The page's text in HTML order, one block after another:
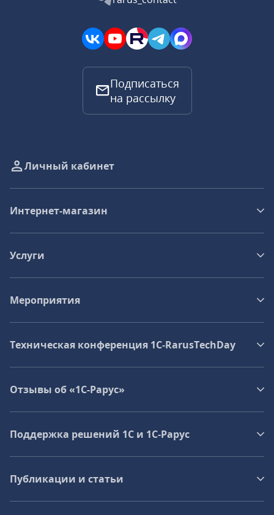
Подписаться
на рассылку
Личный кабинет
Интернет-магазин
Услуги
Мероприятия
Техническая конференция 1C‑RarusTechDay
Отзывы об «1С-Рарус»
Поддержка решений 1С и 1С‑Рарус
Публикации и статьи